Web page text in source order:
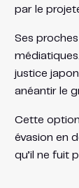
par le
Ses
justice
anéantir le
Cette
évasion en
qu’il ne fuit